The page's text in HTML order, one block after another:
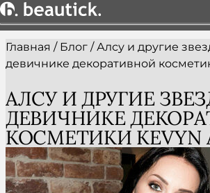
Главная / Блог /Алсу и другие
девичнике декоративной
АЛСУ И ДРУГИЕ
ДЕВИЧНИКЕ
КОСМЕТИКИ KEVYN